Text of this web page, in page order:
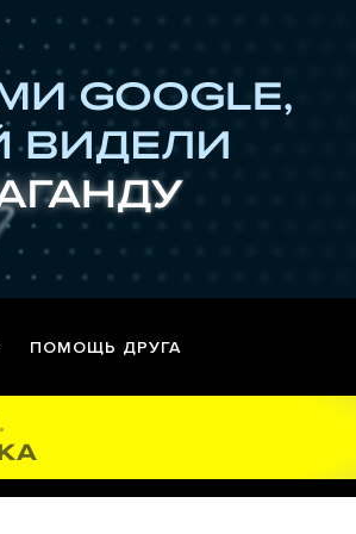
ПОМОЩЬ ДРУГА